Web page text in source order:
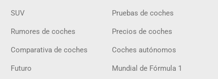
SUV Pruebas de coches
Rumores de coches Precios de coches
Comparativa de coches Coches autónomos
Futuro Mundial de Fórmula 1